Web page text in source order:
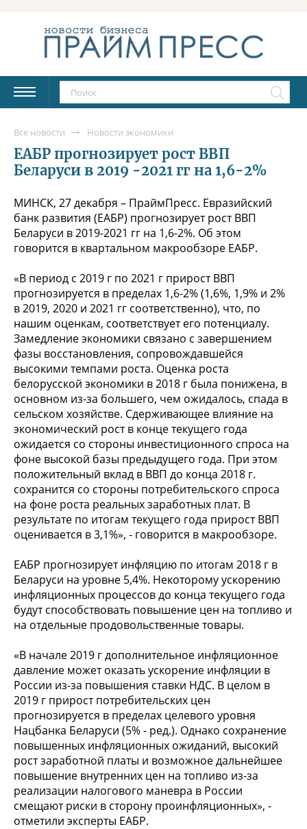
Все новости Новости экономики
ЕАБР прогнозирует рост ВВП
Беларуси в 2019 -2021 гг на 1,6-2%
МИНСК, 27 декабря – ПраймПресс. Евразийский
банк развития (ЕАБР) прогнозирует рост ВВП
Беларуси в 2019-2021 гг на 1,6-2%. Об этом
говорится в квартальном макрообзоре ЕАБР.
«В период с 2019 г по 2021 г прирост ВВП
прогнозируется в пределах 1,6-2% (1,6%, 1,9% и 2%
в 2019, 2020 и 2021 гг соответственно), что, по
нашим оценкам, соответствует его потенциалу.
Замедление экономики связано с завершением
фазы восстановления, сопровождавшейся
высокими темпами роста. Оценка роста
белорусской экономики в 2018 г была понижена, в
основном из-за большего, чем ожидалось, спада в
сельском хозяйстве. Сдерживающее влияние на
экономический рост в конце текущего года
ожидается со стороны инвестиционного спроса на
фоне высокой базы предыдущего года. При этом
положительный вклад в ВВП до конца 2018 г.
сохранится со стороны потребительского спроса
на фоне роста реальных заработных плат. В
результате по итогам текущего года прирост ВВП
оценивается в 3,1%», - говорится в макрообзоре.
ЕАБР прогнозирует инфляцию по итогам 2018 г в
Беларуси на уровне 5,4%. Некоторому ускорению
инфляционных процессов до конца текущего года
будут способствовать повышение цен на топливо и
на отдельные продовольственные товары.
«В начале 2019 г дополнительное инфляционное
давление может оказать ускорение инфляции в
России из-за повышения ставки НДС. В целом в
2019 г прирост потребительских цен
прогнозируется в пределах целевого уровня
Нацбанка Беларуси (5% - ред.). Однако сохранение
повышенных инфляционных ожиданий, высокий
рост заработной платы и возможное дальнейшее
повышение внутренних цен на топливо из-за
реализации налогового маневра в России
смещают риски в сторону проинфляционных», -
отметили эксперты ЕАБР.